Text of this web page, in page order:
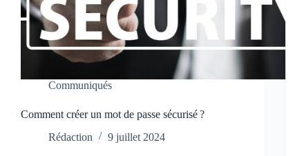
Communiqués
Comment créer un mot de passe sécurisé ?
Rédaction
9 juillet 2024